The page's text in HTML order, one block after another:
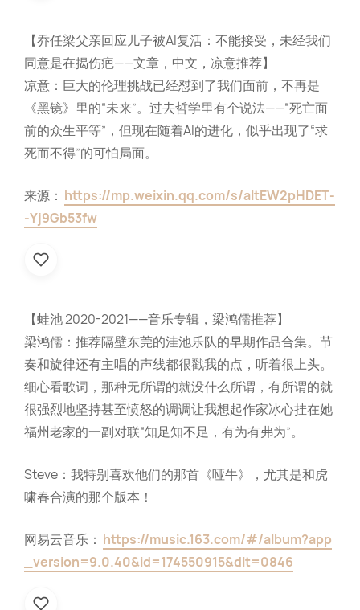
【乔任梁父亲回应儿子被AI复活：不能接受，未经我们
同意是在揭伤疤——文章，中文，凉意推荐】
凉意：巨大的伦理挑战已经怼到了我们面前，不再是
《黑镜》里的“未来”。过去哲学里有个说法——“死亡面
前的众生平等”，但现在随着AI的进化，似乎出现了“求
死而不得”的可怕局面。
来源： https://mp.weixin.qq.com/s/altEW2pHDET-
-Yj9Gb53fw
【蛙池 2020-2021——音乐专辑，梁鸿儒推荐】
梁鸿儒：推荐隔壁东莞的洼池乐队的早期作品合集。节
奏和旋律还有主唱的声线都很戳我的点，听着很上头。
细心看歌词，那种无所谓的就没什么所谓，有所谓的就
很强烈地坚持甚至愤怒的调调让我想起作家冰心挂在她
福州老家的一副对联“知足知不足，有为有弗为”。
Steve：我特别喜欢他们的那首《哑牛》，尤其是和虎
啸春合演的那个版本！
网易云音乐： https://music.163.com/#/album?app
_version=9.0.40&id=174550915&dlt=0846